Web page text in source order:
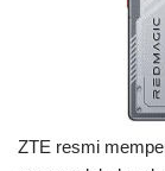
ZTE resmi